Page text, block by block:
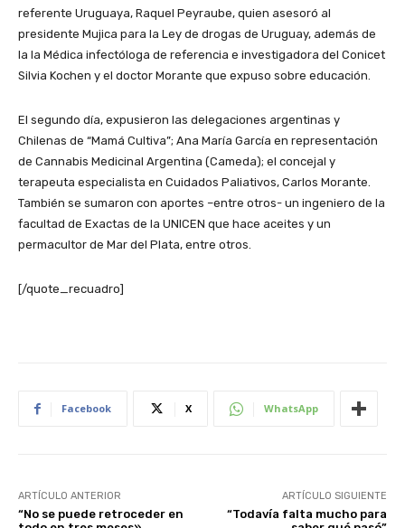
referente Uruguaya, Raquel Peyraube, quien asesoró al
presidente Mujica para la Ley de drogas de Uruguay, además de
la la Médica infectóloga de referencia e investigadora del Conicet
Silvia Kochen y el doctor Morante que expuso sobre educación.
El segundo día, expusieron las delegaciones argentinas y
Chilenas de “Mamá Cultiva”; Ana María García en representación
de Cannabis Medicinal Argentina (Cameda); el concejal y
terapeuta especialista en Cuidados Paliativos, Carlos Morante.
También se sumaron con aportes –entre otros- un ingeniero de la
facultad de Exactas de la UNICEN que hace aceites y un
permacultor de Mar del Plata, entre otros.
[/quote_recuadro]
Facebook X WhatsApp
ARTÍCULO ANTERIOR
“No se puede retroceder en
ARTÍCULO SIGUIENTE
“Todavía falta mucho para